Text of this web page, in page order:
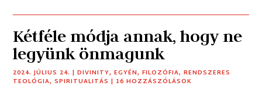
Kétféle módja annak, hogy ne
legyünk önmagunk
2024. JÚLIUS 24. |DIVINITY,EGYÉN,FILOZÓFIA,RENDSZERES
TEOLÓGIA,SPIRITUALITÁS | 16 HOZZÁSZÓLÁSOK